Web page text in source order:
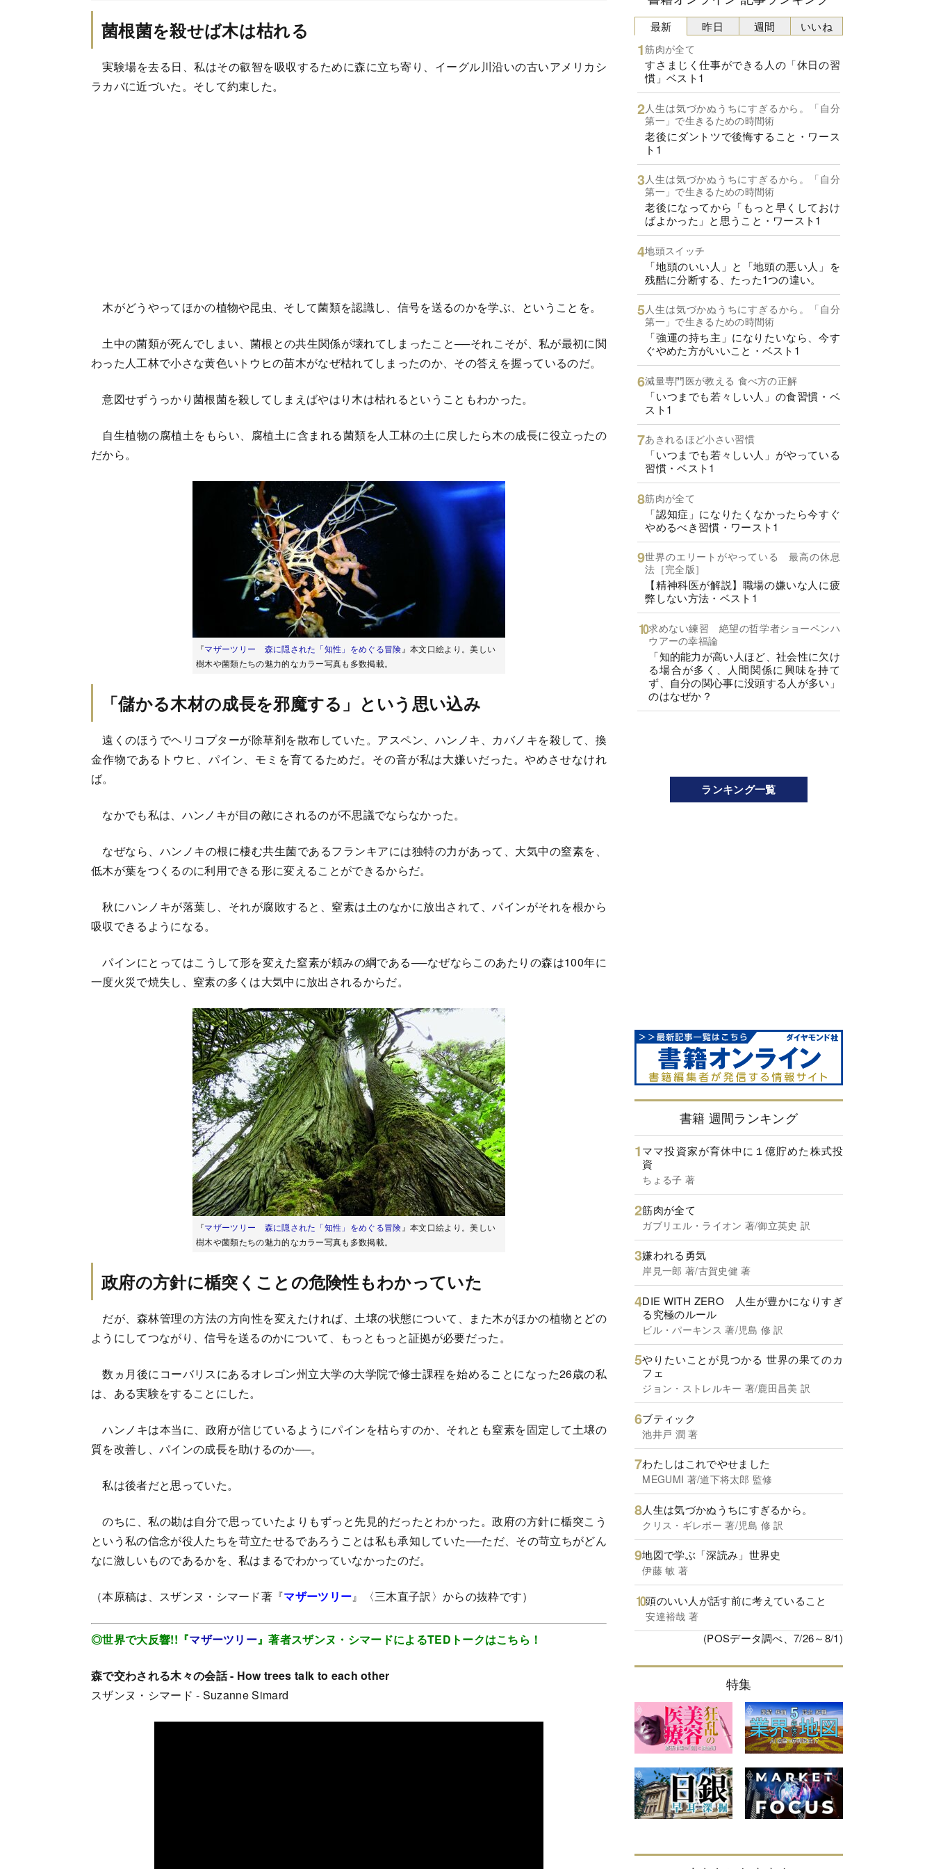
菌根菌を殺せば木は枯れる
実験場を去る日、私はその叡智を吸収するために森に立ち寄り、イーグル川沿いの古いアメリカシ
ラカバに近づいた。そして約束した。
木がどうやってほかの植物や昆虫、そして菌類を認識し、信号を送るのかを学ぶ、ということを。
土中の菌類が死んでしまい、菌根との共生関係が壊れてしまったこと──それこそが、私が最初に関
わった人工林で小さな黄色いトウヒの苗木がなぜ枯れてしまったのか、その答えを握っているのだ。
意図せずうっかり菌根菌を殺してしまえばやはり木は枯れるということもわかった。
自生植物の腐植土をもらい、腐植土に含まれる菌類を人工林の土に戻したら木の成長に役立ったの
だから。
『マザーツリー 森に隠された「知性」をめぐる冒険 』本文口絵より。美しい
樹木や菌類たちの魅力的なカラー写真も多数掲載。
「儲かる木材の成長を邪魔する」という思い込み
遠くのほうでヘリコプターが除草剤を散布していた。アスペン、ハンノキ、カバノキを殺して、換
金作物であるトウヒ、パイン、モミを育てるためだ。その音が私は大嫌いだった。やめさせなけれ
ば。
なかでも私は、ハンノキが目の敵にされるのが不思議でならなかった。
なぜなら、ハンノキの根に棲む共生菌であるフランキアには独特の力があって、大気中の窒素を、
低木が葉をつくるのに利用できる形に変えることができるからだ。
秋にハンノキが落葉し、それが腐敗すると、窒素は土のなかに放出されて、パインがそれを根から
吸収できるようになる。
パインにとってはこうして形を変えた窒素が頼みの綱である──なぜならこのあたりの森は100年に
一度火災で焼失し、窒素の多くは大気中に放出されるからだ。
『マザーツリー 森に隠された「知性」をめぐる冒険 』本文口絵より。美しい
樹木や菌類たちの魅力的なカラー写真も多数掲載。
政府の方針に楯突くことの危険性もわかっていた
だが、森林管理の方法の方向性を変えたければ、土壌の状態について、また木がほかの植物とどの
ようにしてつながり、信号を送るのかについて、もっともっと証拠が必要だった。
数ヵ月後にコーバリスにあるオレゴン州立大学の大学院で修士課程を始めることになった26歳の私
は、ある実験をすることにした。
ハンノキは本当に、政府が信じているようにパインを枯らすのか、それとも窒素を固定して土壌の
質を改善し、パインの成長を助けるのか──。
私は後者だと思っていた。
のちに、私の勘は自分で思っていたよりもずっと先見的だったとわかった。政府の方針に楯突こう
という私の信念が役人たちを苛立たせるであろうことは私も承知していた──ただ、その苛立ちがどん
なに激しいものであるかを、私はまるでわかっていなかったのだ。
（本原稿は、スザンヌ・シマード著『マザーツリー』〈三木直子訳〉からの抜粋です）
◎世界で大反響!!『マザーツリー』著者スザンヌ・シマードによるTEDトークはこちら！
森で交わされる木々の会話 - How trees talk to each other
スザンヌ・シマード - Suzanne Simard
最新
筋肉が全て
すさまじく仕事ができる人の「休日の習
慣」ベスト1
人生は気づかぬうちにすぎるから。「自分
第一」で生きるための時間術
老後にダントツで後悔すること・ワース
ト1
人生は気づかぬうちにすぎるから。「自分
第一」で生きるための時間術
老後になってから「もっと早くしておけ
ばよかった」と思うこと・ワースト1
地頭スイッチ
「地頭のいい人」と「地頭の悪い人」を
残酷に分断する、たった1つの違い。
人生は気づかぬうちにすぎるから。「自分
第一」で生きるための時間術
「強運の持ち主」になりたいなら、今す
ぐやめた方がいいこと・ベスト1
減量専門医が教える 食べ方の正解
「いつまでも若々しい人」の食習慣・ベ
スト1
あきれるほど小さい習慣
「いつまでも若々しい人」がやっている
習慣・ベスト1
筋肉が全て
「認知症」になりたくなかったら今すぐ
やめるべき習慣・ワースト1
世界のエリートがやっている 最高の休息
法［完全版］
【精神科医が解説】職場の嫌いな人に疲
弊しない方法・ベスト1
求めない練習 絶望の哲学者ショーペンハ
ウアーの幸福論
「知的能力が高い人ほど、社会性に欠け
る場合が多く、人間関係に興味を持て
ず、自分の関心事に没頭する人が多い」
のはなぜか？
昨日 週間 いいね
ランキング一覧
書籍 週間ランキング
ママ投資家が育休中に１億貯めた株式投
資
ちょる子 著
筋肉が全て
ガブリエル・ライオン 著/御立英史 訳
嫌われる勇気
岸見一郎 著/古賀史健 著
DIE WITH ZERO 人生が豊かになりすぎ
る究極のルール
ビル・パーキンス 著/児島 修 訳
やりたいことが見つかる 世界の果てのカ
フェ
ジョン・ストレルキー 著/鹿田昌美 訳
ブティック
池井戸 潤 著
わたしはこれでやせました
MEGUMI 著/道下将太郎 監修
人生は気づかぬうちにすぎるから。
クリス・ギレボー 著/児島 修 訳
地図で学ぶ「深読み」世界史
伊藤 敏 著
頭のいい人が話す前に考えていること
安達裕哉 著
(POSデータ調べ、7/26～8/1)
特集